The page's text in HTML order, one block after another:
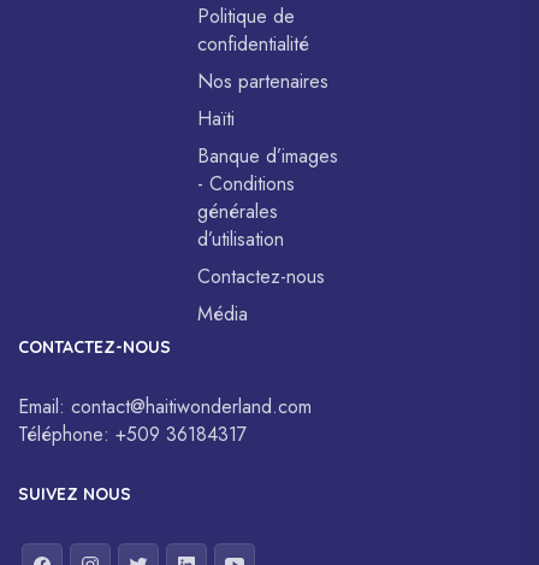
Politique de
confidentialité
Nos partenaires
Haïti
Banque d’images
- Conditions
générales
d’utilisation
Contactez-nous
Média
CONTACTEZ-NOUS
Email: contact@haitiwonderland.com
Téléphone: +509 36184317
SUIVEZ NOUS